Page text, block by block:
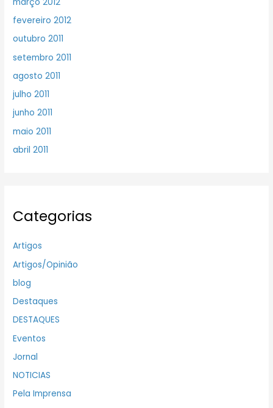
fevereiro 2012
outubro 2011
setembro 2011
agosto 2011
julho 2011
junho 2011
maio 2011
abril 2011
Categorias
Artigos
Artigos/Opinião
blog
Destaques
DESTAQUES
Eventos
Jornal
NOTICIAS
Pela Imprensa